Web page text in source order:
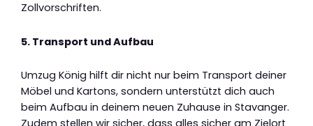
Zollvorschriften.
5. Transport und Aufbau
Umzug König hilft dir nicht nur beim Transport deiner
Möbel und Kartons, sondern unterstützt dich auch
beim Aufbau in deinem neuen Zuhause in Stavanger.